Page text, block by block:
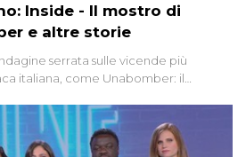
Inside - Il mostro di
e altre storie
serrata sulle vicende più
italiana, come Unabomber: il
potrebbe essere ancora in
inoltre le zone d'ombra sul Mostro di
appaiono ancora oggi avvolte in un